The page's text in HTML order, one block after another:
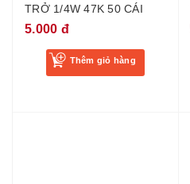
TRỞ 1/4W 47K 50 CÁI
5.000 đ
Thêm giỏ hàng